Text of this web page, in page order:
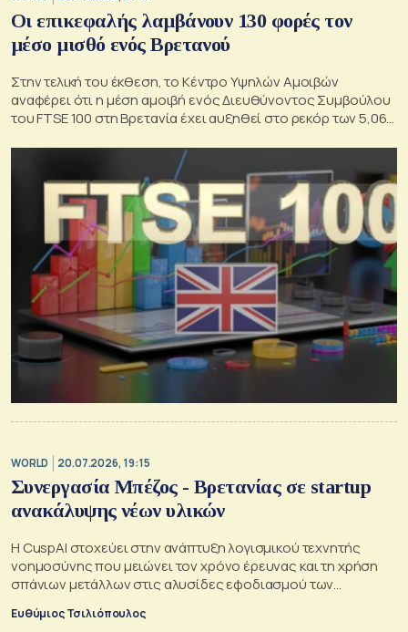
Οι επικεφαλής λαμβάνουν 130 φορές τον
μέσο μισθό ενός Βρετανού
Στην τελική του έκθεση, το Κέντρο Υψηλών Αμοιβών
αναφέρει ότι η μέση αμοιβή ενός Διευθύνοντος Συμβούλου
του FTSE 100 στη Βρετανία έχει αυξηθεί στο ρεκόρ των 5,06
WORLD 20.07.2026, 19:15
Συνεργασία Μπέζος - Βρετανίας σε startup
ανακάλυψης νέων υλικών
Η CuspAI στοχεύει στην ανάπτυξη λογισμικού τεχνητής
νοημοσύνης που μειώνει τον χρόνο έρευνας και τη χρήση
σπάνιων μετάλλων στις αλυσίδες εφοδιασμού των
κατασκευαστών τσιπ
Ευθύμιος Τσιλιόπουλος